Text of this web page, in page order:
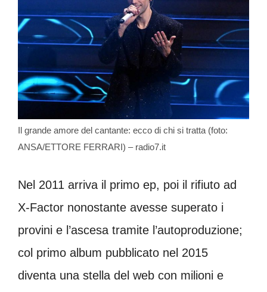
Il grande amore del cantante: ecco di chi si tratta (foto:
ANSA/ETTORE FERRARI) – radio7.it
Nel 2011 arriva il primo ep, poi il rifiuto ad
X-Factor nonostante avesse superato i
provini e l’ascesa tramite l’autoproduzione;
col primo album pubblicato nel 2015
diventa una stella del web con milioni e